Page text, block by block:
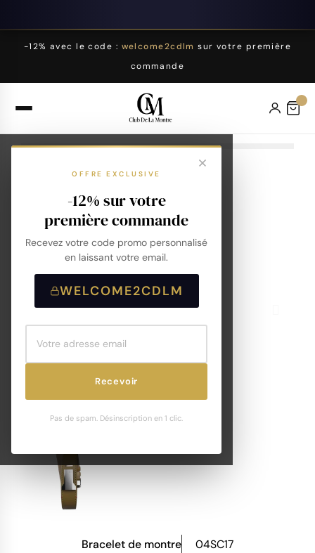
-12% avec le code : welcome2cdlm sur votre première
commande
OFFRE EXCLUSIVE
-12% sur votre
première commande
Recevez votre code promo personnalisé
en laissant votre email.
WELCOME2CDLM
Recevoir
Pas de spam. Désinscription en 1 clic.
Bracelet de montre 04SC17